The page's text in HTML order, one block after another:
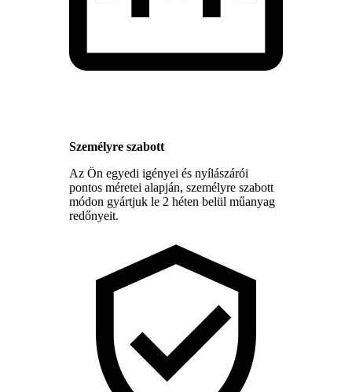
Személyre szabott
Az Ön egyedi igényei és nyílászárói
pontos méretei alapján, személyre szabott
módon gyártjuk le 2 héten belül műanyag
redőnyeit.